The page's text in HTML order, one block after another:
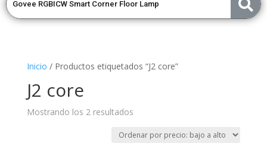
Inicio / Productos etiquetados “J2 core”
J2 core
Mostrando los 2 resultados